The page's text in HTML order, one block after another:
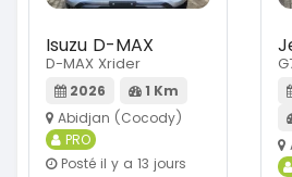
Isuzu D-MAX
D-MAX Xrider
2026
1 Km
Abidjan (Cocody)
PRO
Posté il y a 13 jours